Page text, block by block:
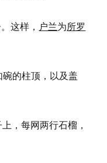
这样， 户兰为所罗
的柱顶，以及盖
，每网两行石榴，